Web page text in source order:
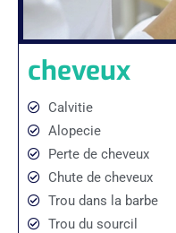
cheveux
Calvitie
Alopecie
Perte de cheveux
Chute de cheveux
Trou dans la barbe
Trou du sourcil